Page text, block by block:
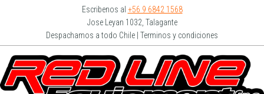
Escribenos al +56 9 6842 1568
Jose Leyan 1032, Talagante
Despachamos a todo Chile | Terminos y condiciones